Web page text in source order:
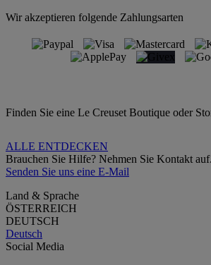
Wir akzeptieren folgende Zahlungsarten
Finden Sie eine Le Creuset Boutique oder
ALLE ENTDECKEN
Brauchen Sie Hilfe? Nehmen Sie Kontakt auf.
Senden Sie uns eine E-Mail
Land & Sprache
ÖSTERREICH
DEUTSCH
Deutsch
Social Media